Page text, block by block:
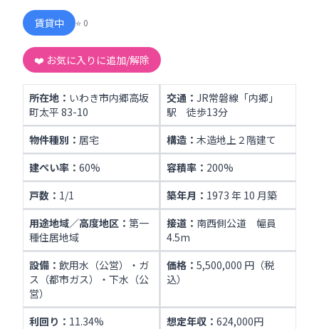
賃貸中 ⭐ 0
❤️ お気に入りに追加/解除
所在地： いわき市内郷高坂
町太平 83-10
交通： JR常磐線「内郷」
駅 徒歩13分
物件種別： 居宅 構造： 木造地上２階建て
建ぺい率： 60% 容積率： 200%
戸数： 1/1 築年月： 1973 年 10 月築
用途地域／高度地区： 第一
種住居地域
接道： 南西側公道 幅員
4.5m
設備： 飲用水（公営）・ガ
ス（都市ガス）・下水（公
営）
価格： 5,500,000 円（税
込）
利回り： 11.34% 想定年収： 624,000円